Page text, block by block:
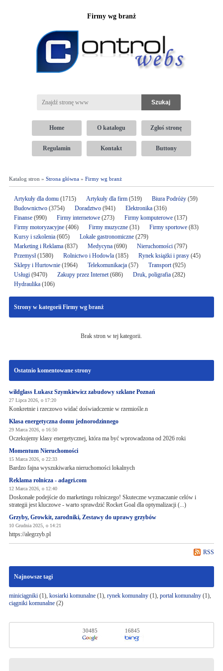
Firmy wg branż
Home O katalogu Zgłoś stronę
Regulamin Kontakt Buttony
Katalog stron » Strona główna» Firmy wg branż
Artykuły dla domu(1715) Artykuły dla firm(519) Biura Podróży(59)
Budownictwo(3754) Doradztwo(941) Elektronika (316)
Finanse(990) Firmy internetowe (273) Firmy komputerowe(137)
Firmy motoryzacyjne(406) Firmy muzyczne(31) Firmy sportowe(83)
Kursy i szkolenia(605) Lokale gastronomiczne(279)
Marketing i Reklama(837) Medycyna(690) Nieruchomości(797)
Przemysł(1580) Rolnictwo i Hodowla(185) Rynek książki i prasy(45)
Sklepy i Hurtownie(1964) Telekomunikacja(57) Transport(925)
Usługi(9470) Zakupy przez Internet(686) Druk, poligrafia(282)
Hydraulika(106)
Strony w kategorii Firmy wg branż
Brak stron w tej kategorii.
Ostatnio komentowane strony
wildglass Łukasz Szymkiewicz zabudowy szklane Poznań
27 Lipca 2026, o 17:20
Konkretnie i rzeczowo widać doświadczenie w rzemiośle.n
Klasa energetyczna domu jednorodzinnego
29 Marca 2026, o 16:50
Oczekujemy klasy energetycznej, która ma być wprowadzona od 2026 roki
Momentum Nieruchomości
15 Marca 2026, o 22:33
Bardzo fajna wyszukiwarka nieruchomości lokalnych
Reklama rolnicza - adagri.com
12 Marca 2026, o 12:40
Doskonałe podejście do marketingu rolniczego! Skuteczne wyznaczanie celów i
strategii jest kluczowe - warto sprawdzić Rocket Goal dla optymalizacji (...)
Grzyby, Growkit, zarodniki, Zestawy do uprawy grzybów
10 Grudnia 2025, o 14:21
https://alegrzyb.pl
RSS
Najnowsze tagi
miniciągniki(1), kosiarki komunalne(1), rynek komunalny(1), portal komunalny(1),
ciągniki komunalne(2)
30485 16845